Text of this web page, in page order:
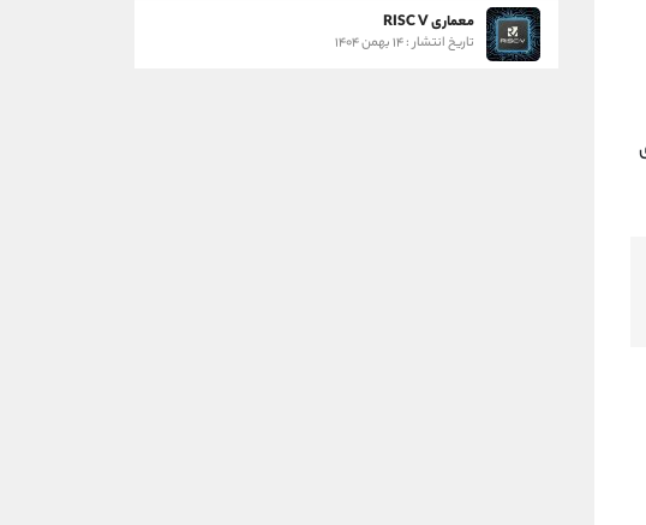
معماری RISC V
تاریخ انتشار : ۱۴ بهمن ۱۴۰۴